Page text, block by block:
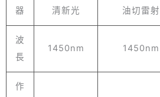
器
清新光
油切雷射
波
長
1450nm 1450nm
作